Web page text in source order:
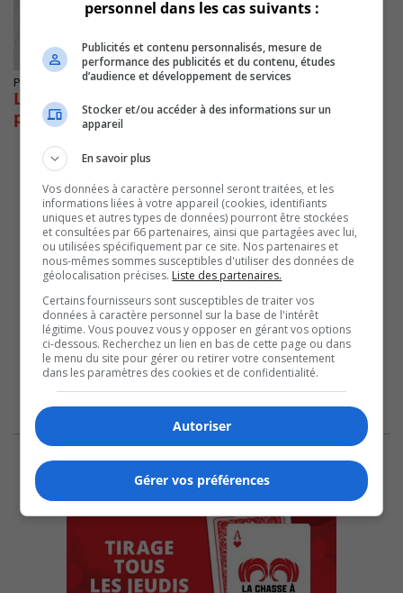
Publié le 29 avril 2020 à 15h59
Le conseiller Lemire de Longueuil retire son
projet Troque ton ticket
personnel dans les cas suivants :
Publicités et contenu personnalisés, mesure de
performance des publicités et du contenu, études
d’audience et développement de services
Stocker et/ou accéder à des informations sur un
appareil
En savoir plus
Vos données à caractère personnel seront traitées, et les
informations liées à votre appareil (cookies, identifiants
uniques et autres types de données) pourront être stockées
et consultées par 66 partenaires, ainsi que partagées avec lui,
ou utilisées spécifiquement par ce site. Nos partenaires et
nous-mêmes sommes susceptibles d'utiliser des données de
géolocalisation précises. Liste des partenaires.
Certains fournisseurs sont susceptibles de traiter vos
données à caractère personnel sur la base de l'intérêt
légitime. Vous pouvez vous y opposer en gérant vos options
ci-dessous. Recherchez un lien en bas de cette page ou dans
le menu du site pour gérer ou retirer votre consentement
dans les paramètres des cookies et de confidentialité.
Autoriser
Gérer vos préférences